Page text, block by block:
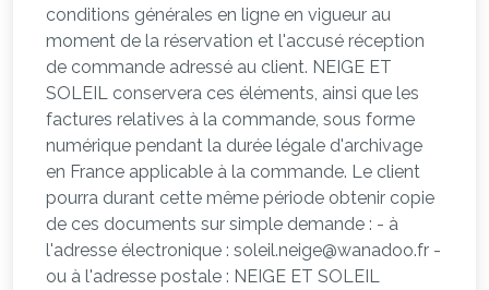
conditions générales en ligne en vigueur au
moment de la réservation et l'accusé réception
de commande adressé au client. NEIGE ET
SOLEIL conservera ces éléments, ainsi que les
factures relatives à la commande, sous forme
numérique pendant la durée légale d'archivage
en France applicable à la commande. Le client
pourra durant cette même période obtenir copie
de ces documents sur simple demande : - à
l'adresse électronique : soleil.neige@wanadoo.fr -
ou à l'adresse postale : NEIGE ET SOLEIL